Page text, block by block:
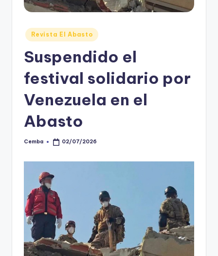
Posted
in
Revista El Abasto
Suspendido el
festival solidario por
Venezuela en el
Abasto
Posted
Cemba 02/07/2026